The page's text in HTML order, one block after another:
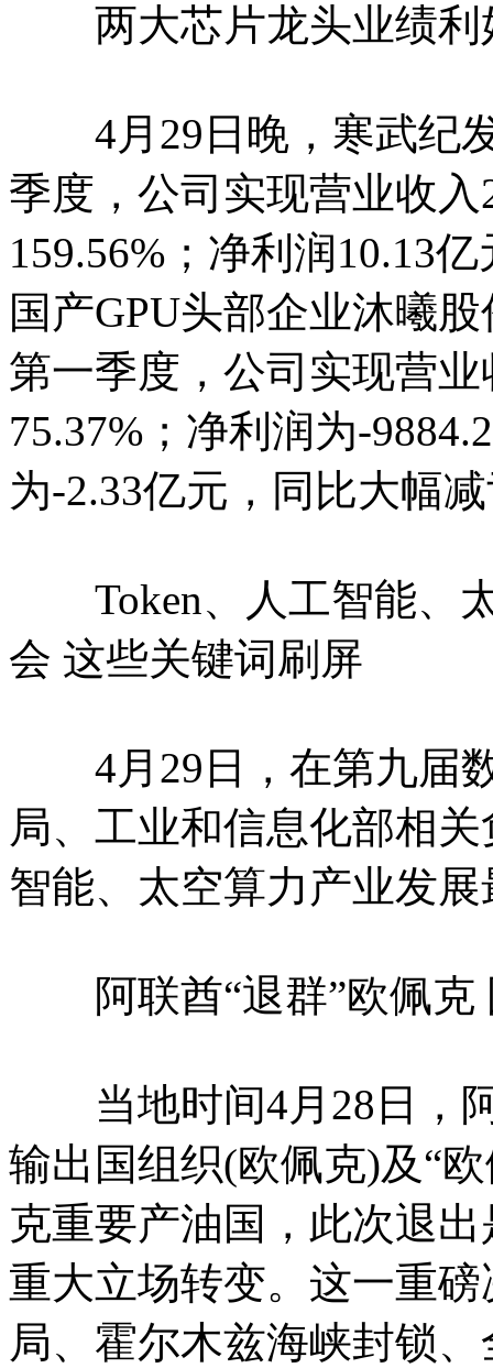
两大芯片龙头业绩利
4月29日晚，寒武纪发
季度，公司实现营业收
159.56%；净利润10.13
国产GPU头部企业沐曦
第一季度，公司实现营
75.37%；净利润为-
为-2.33亿元，同比大幅
Token、人工智能、太
会 这些关键词刷屏
4月29日，在第九届数
局、工业和信息化部相
智能、太空算力产业发
阿联酋“退群”欧佩克
当地时间4月28日，阿
输出国组织(欧佩克)及“
克重要产油国，此次退
重大立场转变。这一重
局、霍尔木兹海峡封锁